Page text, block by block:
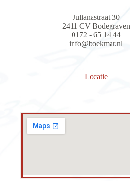
Julianastraat 30
2411 CV Bodegraven
0172 - 65 14 44
info@boekmar.nl
Locatie